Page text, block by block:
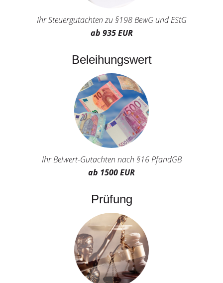
Ihr Steuergutachten zu §198 BewG und EStG
ab 935 EUR
Beleihungswert
Ihr Belwert-Gutachten nach §16 PfandGB
ab 1500 EUR
Prüfung